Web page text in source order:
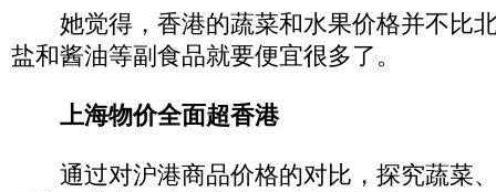
她觉得，香港的蔬菜和水果价格并不比
盐和酱油等副食品就要便宜很多了。
上海物价全面超香港
通过对沪港商品价格的对比，探究蔬菜